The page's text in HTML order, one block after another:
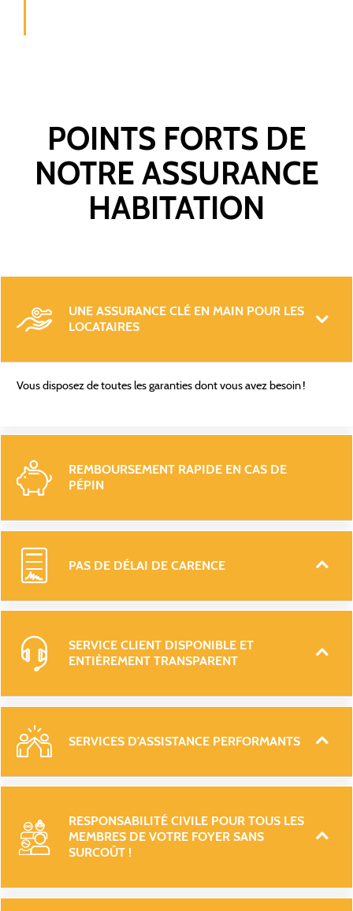
POINTS FORTS DE
NOTRE ASSURANCE
HABITATION
UNE ASSURANCE CLÉ EN MAIN POUR LES
LOCATAIRES
Vous disposez de toutes les garanties dont vous avez besoin !
REMBOURSEMENT RAPIDE EN CAS DE
PAS DE DÉLAI DE CARENCE
SERVICE CLIENT DISPONIBLE ET
RESPONSABILITÉ CIVILE POUR TOUS LES
MEMBRES DE VOTRE FOYER SANS